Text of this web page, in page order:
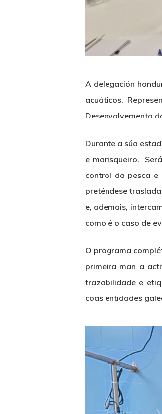
A delegación
acuáticos.
Desenvolvemento
Durante a súa
e marisqueiro.
control da pesca e
preténdese
e, ademais,
como é o caso de
O programa
primeira man a
trazabilidade e
coas entidades